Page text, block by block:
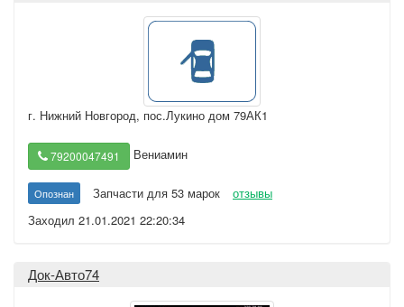
г. Нижний Новгород, пос.Лукино дом 79АК1
79200047491 Вениамин
Опознан Запчасти для 53 марок
отзывы
Заходил 21.01.2021 22:20:34
Док-Авто74